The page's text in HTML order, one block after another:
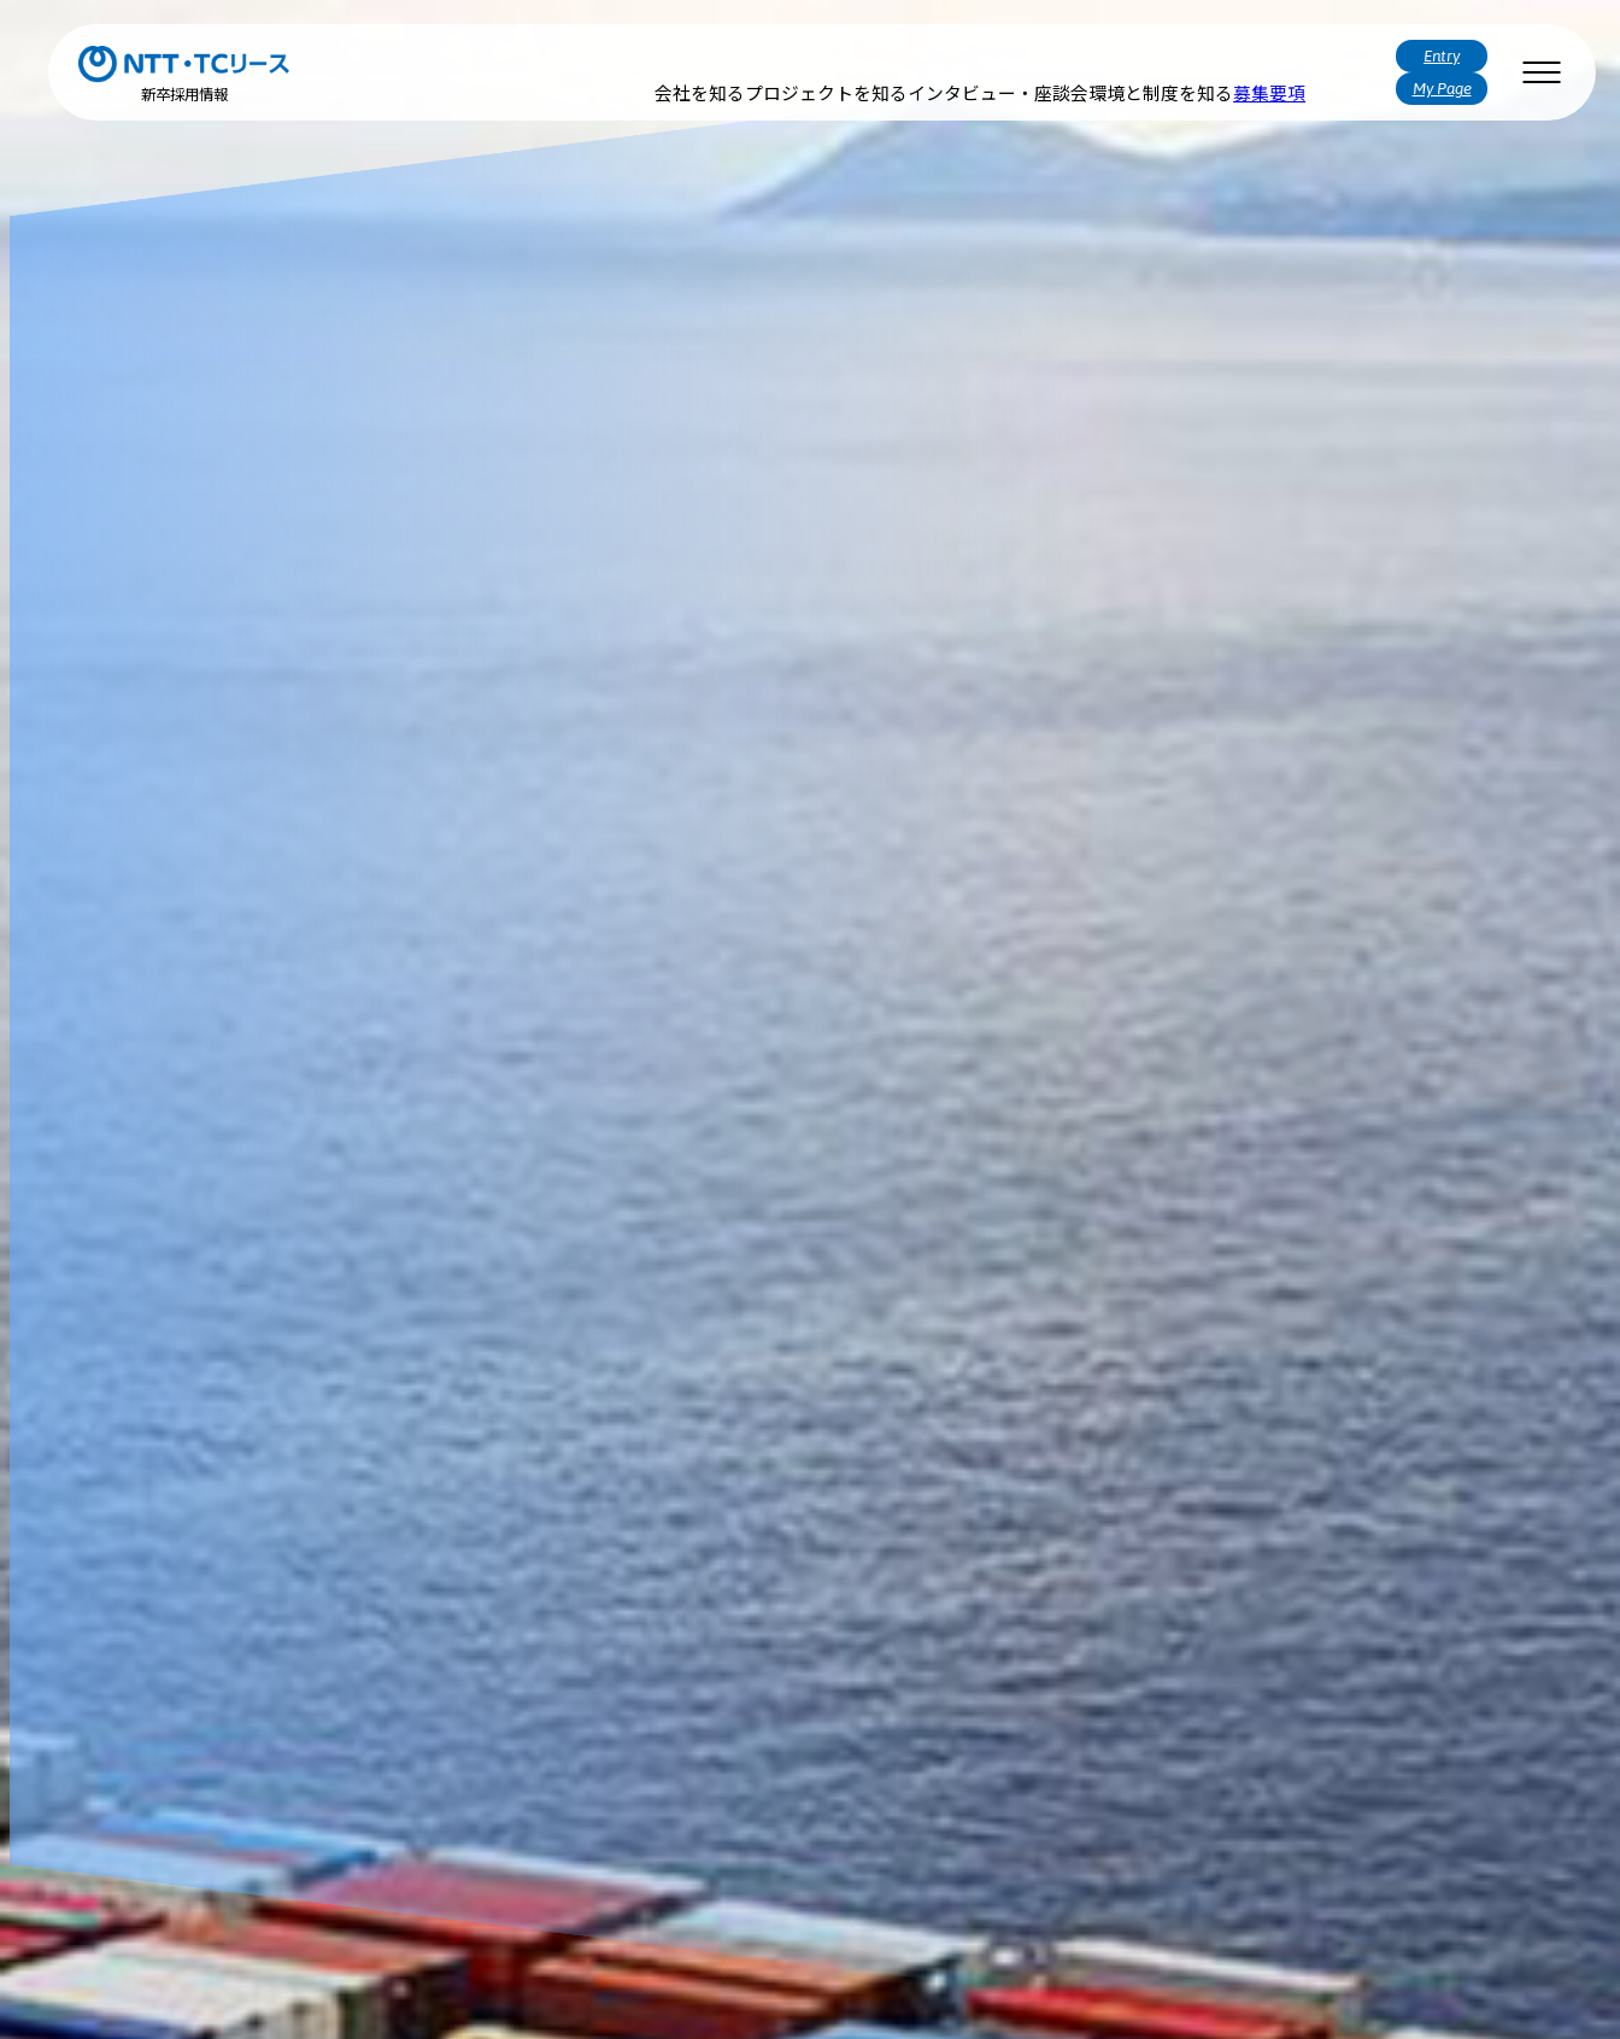
新卒採用情報 会社を知るプロジェクトを知るインタビュー・座談会環境と制度を知る募集要項
Entry
My Page